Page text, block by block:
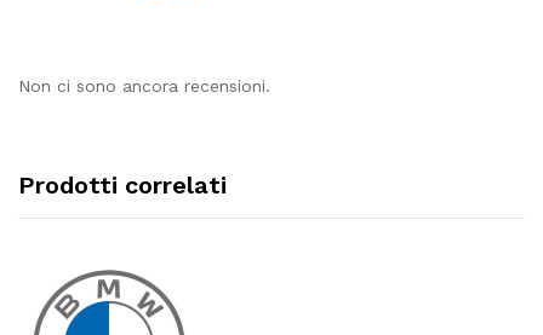
Non ci sono ancora recensioni.
Prodotti correlati